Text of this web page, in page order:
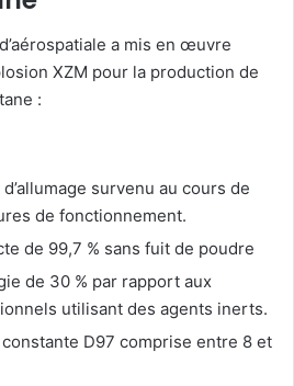
a mis en œuvre
XZM pour la production de
:
survenu au cours de
de fonctionnement.
de 99,7 % sans fuit de poudre
de 30 % par rapport aux
utilisant des agents inerts.
D97 comprise entre 8 et